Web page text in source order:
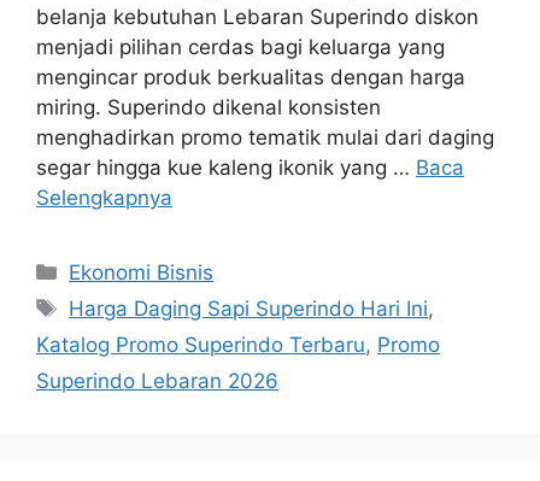
belanja kebutuhan Lebaran Superindo diskon
menjadi pilihan cerdas bagi keluarga yang
mengincar produk berkualitas dengan harga
miring. Superindo dikenal konsisten
menghadirkan promo tematik mulai dari daging
segar hingga kue kaleng ikonik yang … Baca
Selengkapnya
Kategori
Ekonomi Bisnis
Tag
Harga Daging Sapi Superindo Hari Ini,
Katalog Promo Superindo Terbaru, Promo
Superindo Lebaran 2026